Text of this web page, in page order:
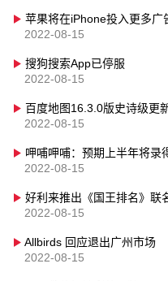
苹果将在iPhone投入更多广
2022-08-15
搜狗搜索App已停服
2022-08-15
百度地图16.3.0版史诗级更
2022-08-15
呷哺呷哺：预期上半年将录
2022-08-15
好利来推出《国王排名》联
2022-08-15
Allbirds 回应退出广州市场
2022-08-15